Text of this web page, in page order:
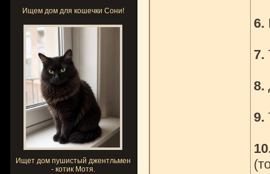
Ищем дом для кошечки Сони!
Ищет дом пушистый джентльмен
- котик Мотя.
6.
7.
8.
9.